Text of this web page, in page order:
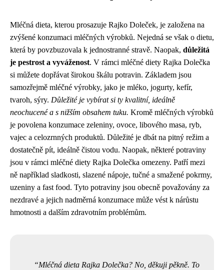
Mléčná dieta, kterou prosazuje Rajko Doleček, je založena na
zvýšené konzumaci mléčných výrobků. Nejedná se však o dietu,
která by povzbuzovala k jednostranné stravě. Naopak, důležitá
je pestrost a vyváženost. V rámci mléčné diety Rajka Dolečka
si můžete dopřávat širokou škálu potravin. Základem jsou
samozřejmě mléčné výrobky, jako je mléko, jogurty, kefír,
tvaroh, sýry. Důležité je vybírat si ty kvalitní, ideálně
neochucené a s nižším obsahem tuku. Kromě mléčných výrobků
je povolena konzumace zeleniny, ovoce, libového masa, ryb,
vajec a celozrnných produktů. Důležité je dbát na pitný režim a
dostatečně pít, ideálně čistou vodu. Naopak, některé potraviny
jsou v rámci mléčné diety Rajka Dolečka omezeny. Patří mezi
ně například sladkosti, slazené nápoje, tučné a smažené pokrmy,
uzeniny a fast food. Tyto potraviny jsou obecně považovány za
nezdravé a jejich nadměrná konzumace může vést k nárůstu
hmotnosti a dalším zdravotním problémům.
Mléčná dieta Rajka Dolečka? No, děkuji pěkně. To